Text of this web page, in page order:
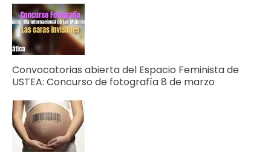
Convocatorias abierta del Espacio Feminista de
USTEA: Concurso de fotografía 8 de marzo